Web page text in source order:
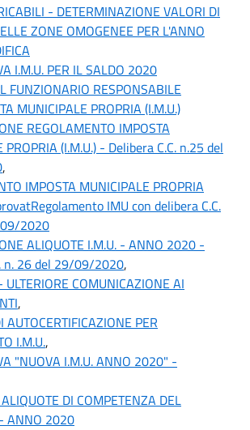
- DETERMINAZIONE VALORI DI
ZONE OMOGENEE PER L'ANNO
I.M.U. PER IL SALDO 2020
FUNZIONARIO RESPONSABILE
MUNICIPALE PROPRIA (I.M.U.)
REGOLAMENTO IMPOSTA
PROPRIA (I.M.U.) - Delibera C.C. n.25 del
,
IMPOSTA MUNICIPALE PROPRIA
IMU con delibera C.C.
2020
ALIQUOTE I.M.U. - ANNO 2020 -
n. 26 del 29/09/2020,
COMUNICAZIONE AI
,
AUTOCERTIFICAZIONE PER
I.M.U.,
"NUOVA I.M.U. ANNO 2020" -
DI COMPETENZA DEL
ANNO 2020